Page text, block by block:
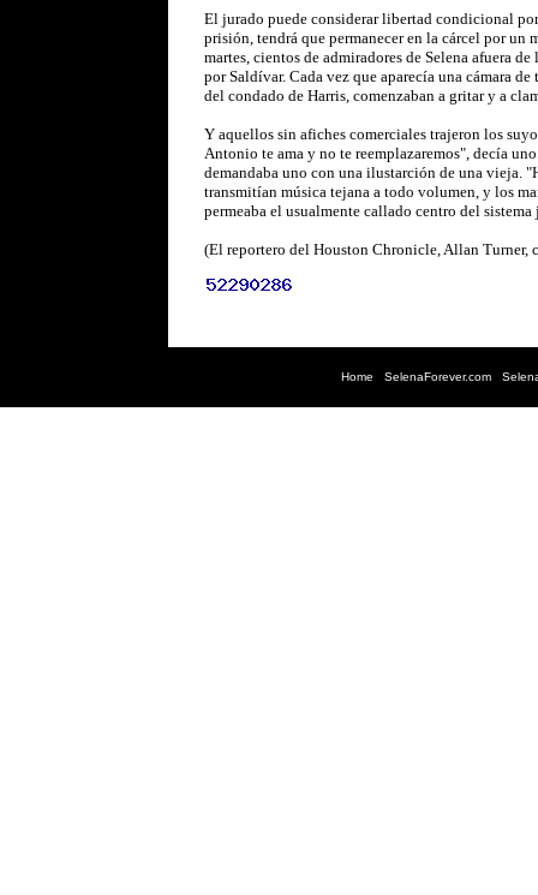
El jurado puede considerar libertad condicional
prisión, tendrá que permanecer en la cárcel por
martes, cientos de admiradores de Selena afuera
por Saldívar. Cada vez que aparecía una cámara
del condado de Harris, comenzaban a gritar y a
Y aquellos sin afiches comerciales trajeron los
Antonio te ama y no te reemplazaremos", decía
demandaba uno con una ilustarción de una vieja.
transmitían música tejana a todo volumen, y los
permeaba el usualmente callado centro del
(El reportero del Houston Chronicle, Allan Turner,
Home |SelenaForever.com |